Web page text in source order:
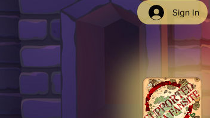
Sign In